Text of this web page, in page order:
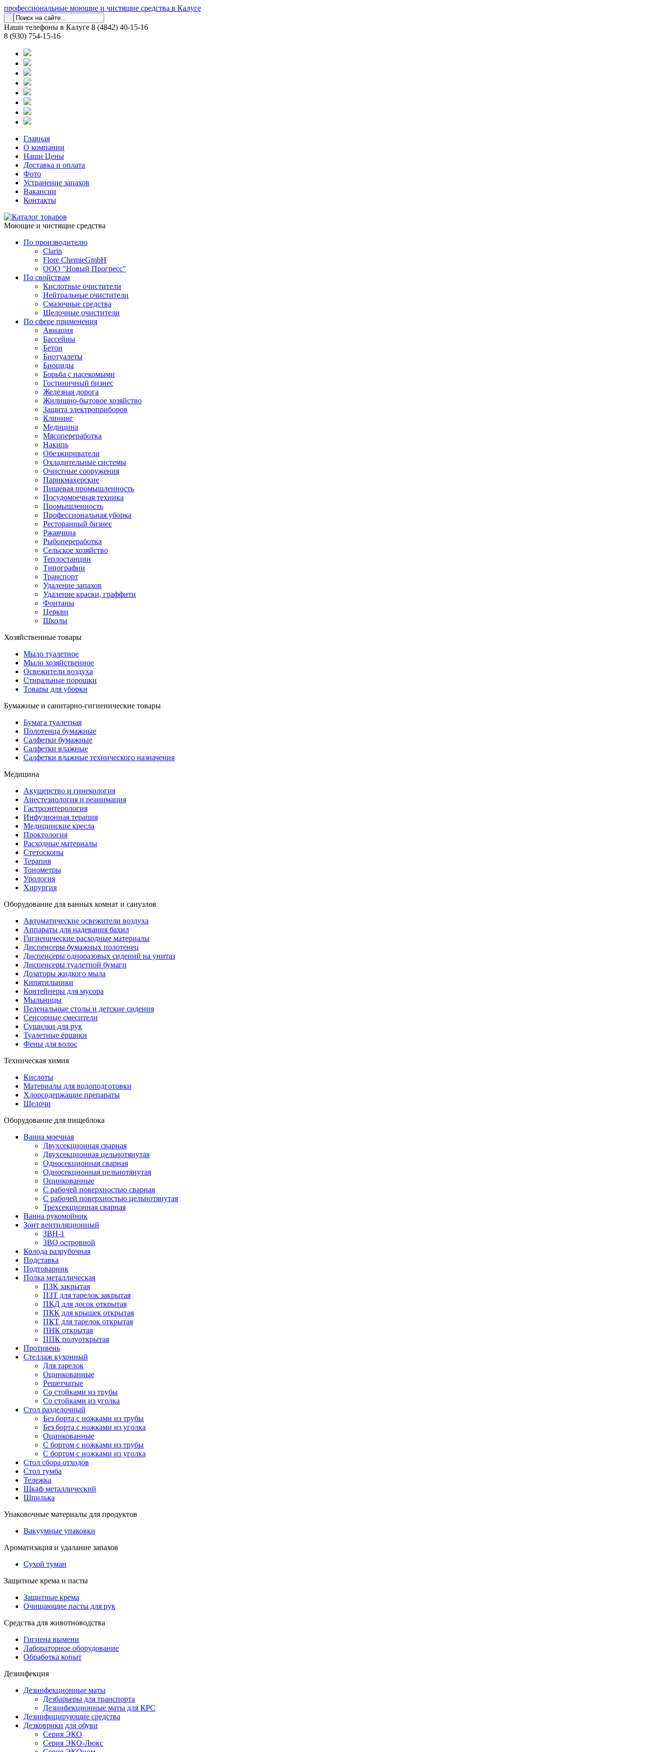
профессиональные моющие и чистящие средства в Калуге
Наши телефоны в Калуге 8 (4842) 40-15-16
8 (930) 754-15-16
Главная
О компании
Наши Цены
Доставка и оплата
Фото
Устранение запахов
Вакансии
Контакты
Моющие и чистящие средства
По производителю
Clarin
Flore ChemieGmbH
ООО "Новый Прогресс"
По свойствам
Кислотные очистители
Нейтральные очистители
Смазочные средства
Щелочные очистители
По сфере применения
Авиация
Бассейны
Бетон
Биотуалеты
Биоциды
Борьба с насекомыми
Гостиничный бизнес
Железная дорога
Жилищно-бытовое хозяйство
Защита электроприборов
Клининг
Медицина
Мясопереработка
Накипь
Обезжириватели
Охладительные системы
Очистные сооружения
Парикмахерские
Пищевая промышленность
Посудомоечная техника
Промышленность
Профессиональная уборка
Ресторанный бизнес
Ржавчина
Рыбопереработка
Сельское хозяйство
Теплостанции
Типографии
Транспорт
Удаление запахов
Удаление краски, граффити
Фонтаны
Церкви
Школы
Хозяйственные товары
Мыло туалетное
Мыло хозяйственное
Освежители воздуха
Стиральные порошки
Товары для уборки
Бумажные и санитарно-гигиенические товары
Бумага туалетная
Полотенца бумажные
Салфетки бумажные
Салфетки влажные
Салфетки влажные технического назначения
Медицина
Акушерство и гинекология
Анестезиология и реанимация
Гастроэнтерология
Инфузионная терапия
Медицинские кресла
Проктология
Расходные материалы
Стетоскопы
Терапия
Тонометры
Урология
Хирургия
Оборудование для ванных комнат и санузлов
Автоматические освежители воздуха
Аппараты для надевания бахил
Гигиенические расходные материалы
Диспенсеры бумажных полотенец
Диспенсеры одноразовых сидений на унитаз
Диспенсеры туалетной бумаги
Дозаторы жидкого мыла
Кипятильники
Контейнеры для мусора
Мыльницы
Пеленальные столы и детские сидения
Сенсорные смесители
Сушилки для рук
Туалетные ёршики
Фены для волос
Техническая химия
Кислоты
Материалы для водоподготовки
Хлорсодержащие препараты
Щелочи
Оборудование для пищеблока
Ванна моечная
Двухсекционная сварная
Двухсекционная цельнотянутая
Односекционная сварная
Односекционная цельнотянутая
Оцинкованные
С рабочей поверхностью сварная
С рабочей поверхностью цельнотянутая
Трехсекционная сварная
Ванна рукомойник
Зонт вентиляционный
ЗВН-1
ЗВО островной
Колода разрубочная
Подставка
Подтоварник
Полка металлическая
ПЗК закрытая
ПЗТ для тарелок закрытая
ПКД для досок открытая
ПКК для крышек открытая
ПКТ для тарелок открытая
ПНК открытая
ППК полуоткрытая
Противень
Стеллаж кухонный
Для тарелок
Оцинкованные
Решетчатые
Со стойками из трубы
Со стойками из уголка
Стол разделочный
Без борта с ножками из трубы
Без борта с ножками из уголка
Оцинкованные
С бортом с ножками из трубы
С бортом с ножками из уголка
Стол сбора отходов
Стол тумба
Тележка
Шкаф металлический
Шпилька
Упаковочные материалы для продуктов
Вакуумные упаковки
Ароматизация и удалание запахов
Сухой туман
Защитные крема и пасты
Защитные крема
Очищающие пасты для рук
Средства для животноводства
Гигиена вымени
Лабораторное оборудование
Обработка копыт
Дезинфекция
Дезинфекционные маты
Дезбарьеры для транспорта
Дезинфекционные маты для КРС
Дезинфицирующие средства
Дезковрики для обуви
Серия ЭКО
Серия ЭКО-Люкс